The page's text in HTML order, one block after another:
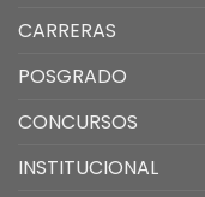
CARRERAS
POSGRADO
CONCURSOS
INSTITUCIONAL